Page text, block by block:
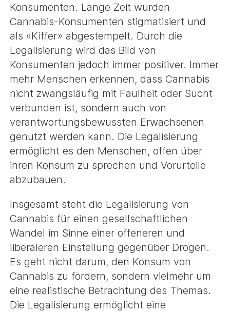
Konsumenten. Lange Zeit wurden
Cannabis-Konsumenten stigmatisiert und
als «Kiffer» abgestempelt. Durch die
Legalisierung wird das Bild von
Konsumenten jedoch immer positiver. Immer
mehr Menschen erkennen, dass Cannabis
nicht zwangsläufig mit Faulheit oder Sucht
verbunden ist, sondern auch von
verantwortungsbewussten Erwachsenen
genutzt werden kann. Die Legalisierung
ermöglicht es den Menschen, offen über
ihren Konsum zu sprechen und Vorurteile
abzubauen.
Insgesamt steht die Legalisierung von
Cannabis für einen gesellschaftlichen
Wandel im Sinne einer offeneren und
liberaleren Einstellung gegenüber Drogen.
Es geht nicht darum, den Konsum von
Cannabis zu fördern, sondern vielmehr um
eine realistische Betrachtung des Themas.
Die Legalisierung ermöglicht eine